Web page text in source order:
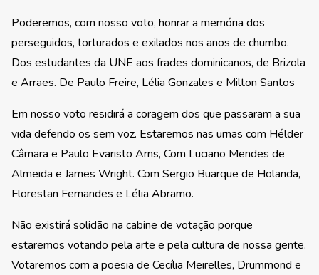
Poderemos, com nosso voto, honrar a memória dos
perseguidos, torturados e exilados nos anos de chumbo.
Dos estudantes da UNE aos frades dominicanos, de Brizola
e Arraes. De Paulo Freire, Lélia Gonzales e Milton Santos
Em nosso voto residirá a coragem dos que passaram a sua
vida defendo os sem voz. Estaremos nas urnas com Hélder
Câmara e Paulo Evaristo Arns, Com Luciano Mendes de
Almeida e James Wright. Com Sergio Buarque de Holanda,
Florestan Fernandes e Lélia Abramo.
Não existirá solidão na cabine de votação porque
estaremos votando pela arte e pela cultura de nossa gente.
Votaremos com a poesia de Cecília Meirelles, Drummond e